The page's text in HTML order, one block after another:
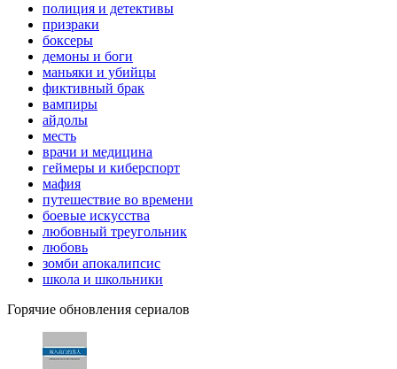
полиция и детективы
призраки
боксеры
демоны и боги
маньяки и убийцы
фиктивный брак
вампиры
айдолы
месть
врачи и медицина
геймеры и киберспорт
мафия
путешествие во времени
боевые искусства
любовный треугольник
любовь
зомби апокалипсис
школа и школьники
Горячие обновления сериалов